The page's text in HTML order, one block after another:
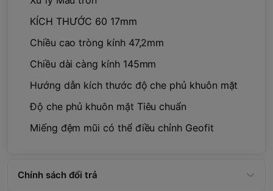
KÍCH THƯỚC 60 17mm
Chiều cao tròng kính 47,2mm
Chiều dài càng kính 145mm
Hướng dẫn kích thước độ che phủ khuôn mặt
Độ che phủ khuôn mặt Tiêu chuẩn
Miếng đệm mũi có thể điều chỉnh Geofit
Chính sách đổi trả